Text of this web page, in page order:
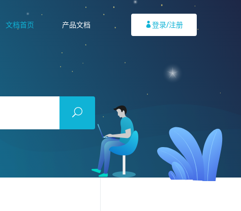
文档首页 产品文档 登录/注册